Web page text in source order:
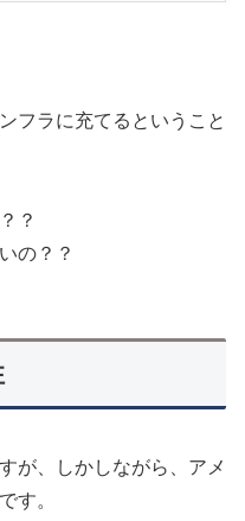
フラに充てるということ
？
の？？
が、しかしながら、アメ
す。